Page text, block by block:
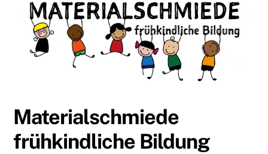
Materialschmiede
frühkindliche Bildung